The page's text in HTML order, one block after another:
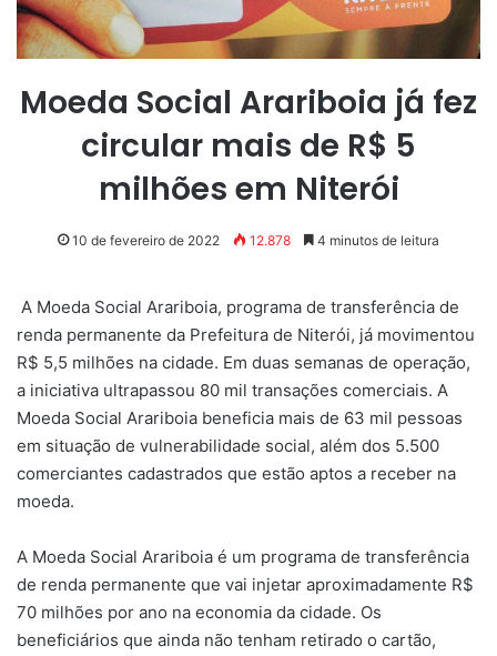
Moeda Social Arariboia já fez
circular mais de R$ 5
milhões em Niterói
10 de fevereiro de 2022 12.878 4 minutos de leitura
A Moeda Social Arariboia, programa de transferência de
renda permanente da Prefeitura de Niterói, já movimentou
R$ 5,5 milhões na cidade. Em duas semanas de operação,
a iniciativa ultrapassou 80 mil transações comerciais. A
Moeda Social Arariboia beneficia mais de 63 mil pessoas
em situação de vulnerabilidade social, além dos 5.500
comerciantes cadastrados que estão aptos a receber na
moeda.
A Moeda Social Arariboia é um programa de transferência
de renda permanente que vai injetar aproximadamente R$
70 milhões por ano na economia da cidade. Os
beneficiários que ainda não tenham retirado o cartão,